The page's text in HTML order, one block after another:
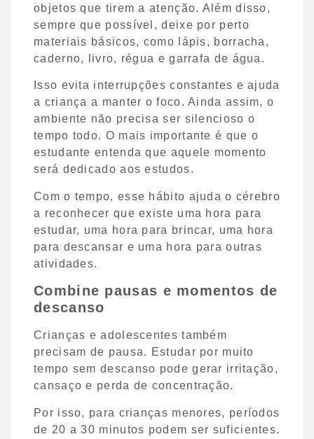
objetos que tirem a atenção. Além disso,
sempre que possível, deixe por perto
materiais básicos, como lápis, borracha,
caderno, livro, régua e garrafa de água.
Isso evita interrupções constantes e ajuda
a criança a manter o foco. Ainda assim, o
ambiente não precisa ser silencioso o
tempo todo. O mais importante é que o
estudante entenda que aquele momento
será dedicado aos estudos.
Com o tempo, esse hábito ajuda o cérebro
a reconhecer que existe uma hora para
estudar, uma hora para brincar, uma hora
para descansar e uma hora para outras
atividades.
Combine pausas e momentos de
descanso
Crianças e adolescentes também
precisam de pausa. Estudar por muito
tempo sem descanso pode gerar irritação,
cansaço e perda de concentração.
Por isso, para crianças menores, períodos
de 20 a 30 minutos podem ser suficientes.